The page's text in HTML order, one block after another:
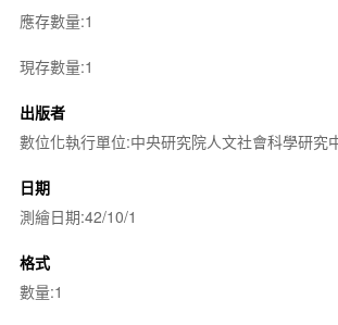
應存數量:1
現存數量:1
出版者
數位化執行單位:中央研究院人文社會科學研究
日期
測繪日期:42/10/1
格式
數量:1